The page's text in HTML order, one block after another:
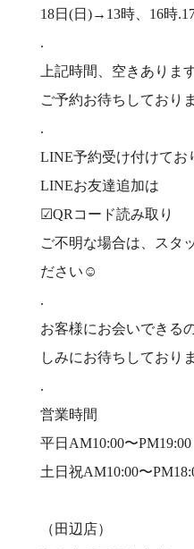
18日(日)→13時、16時
.
上記時間、空きありま
ご予約お待ちしており
.
LINE予約受け付けてお
LINEお友達追加は
☑︎QRコード読み取り
ご不明な場合は、スタ
ださい☺️
.
お客様にお会いできる
しみにお待ちしており
.
営業時間
平日AM10:00〜PM19:00
土日祝AM10:00〜
（田辺店）